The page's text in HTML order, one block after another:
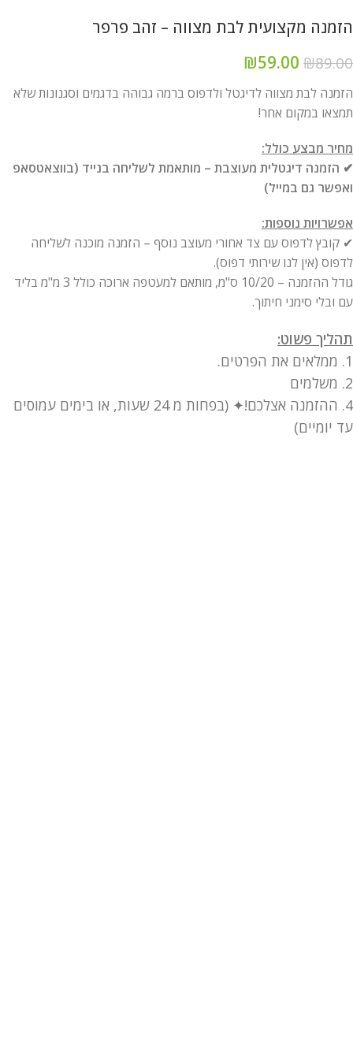
הזמנה מקצועית לבת מצווה – זהב פרפר
₪89.00
₪59.00
הזמנה לבת מצווה לדיגטל ולדפוס ברמה גבוהה בדגמים וסגנונות שלא
תמצאו במקום אחר!
מחיר מבצע כולל:
✔ הזמנה דיגטלית מעוצבת – מותאמת לשליחה בנייד (בווצאטסאפ
ואפשר גם במייל)
אפשרויות נוספות:
✔ קובץ לדפוס עם צד אחורי מעוצב נוסף – הזמנה מוכנה לשליחה
לדפוס (אין לנו שירותי דפוס).
גודל ההזמנה – 10/20 ס"מ, מותאם למעטפה ארוכה כולל 3 מ"מ בליד
עם ובלי סימני חיתוך.
תהליך פשוט:
1. ממלאים את הפרטים.
2. משלמים
4. ההזמנה אצלכם!✦ (בפחות מ 24 שעות, או בימים עמוסים
עד יומיים)